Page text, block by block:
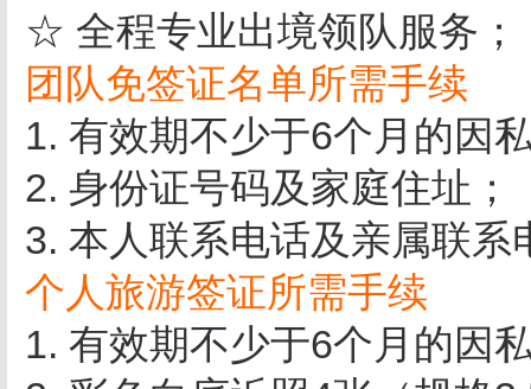
☆ 全程专业出境领队服务；
团队免签证名单所需手续
1. 有效期不少于6个月的因
2. 身份证号码及家庭住址；
3. 本人联系电话及亲属联系
个人旅游签证所需手续
1. 有效期不少于6个月的因